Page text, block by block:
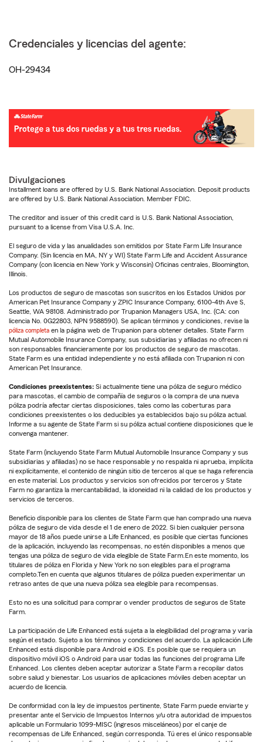
Credenciales y licencias del agente:
OH-29434
Divulgaciones
Installment loans are offered by U.S. Bank National Association. Deposit products
are offered by U.S. Bank National Association. Member FDIC.
The creditor and issuer of this credit card is U.S. Bank National Association,
pursuant to a license from Visa U.S.A. Inc.
El seguro de vida y las anualidades son emitidos por State Farm Life Insurance
Company. (Sin licencia en MA, NY y WI) State Farm Life and Accident Assurance
Company (con licencia en New York y Wisconsin) Oficinas centrales, Bloomington,
Illinois.
Los productos de seguro de mascotas son suscritos en los Estados Unidos por
American Pet Insurance Company y ZPIC Insurance Company, 6100-4th Ave S,
Seattle, WA 98108. Administrado por Trupanion Managers USA, Inc. (CA: con
licencia No. 0G22803, NPN 9588590). Se aplican términos y condiciones, revise la
póliza completa en la página web de Trupanion para obtener detalles. State Farm
Mutual Automobile Insurance Company, sus subsidiarias y afiliadas no ofrecen ni
son responsables financieramente por los productos de seguro de mascotas.
State Farm es una entidad independiente y no está afiliada con Trupanion ni con
American Pet Insurance.
Condiciones preexistentes: Si actualmente tiene una póliza de seguro médico
para mascotas, el cambio de compañía de seguros o la compra de una nueva
póliza podría afectar ciertas disposiciones, tales como las coberturas para
condiciones preexistentes o los deducibles ya establecidos bajo su póliza actual.
Informe a su agente de State Farm si su póliza actual contiene disposiciones que le
convenga mantener.
State Farm (incluyendo State Farm Mutual Automobile Insurance Company y sus
subsidiarias y afiliadas) no se hace responsable y no respalda ni aprueba, implícita
ni explícitamente, el contenido de ningún sitio de terceros al que se haga referencia
en este material. Los productos y servicios son ofrecidos por terceros y State
Farm no garantiza la mercantabilidad, la idoneidad ni la calidad de los productos y
servicios de terceros.
Beneficio disponible para los clientes de State Farm que han comprado una nueva
póliza de seguro de vida desde el 1 de enero de 2022. Si bien cualquier persona
mayor de 18 años puede unirse a Life Enhanced, es posible que ciertas funciones
de la aplicación, incluyendo las recompensas, no estén disponibles a menos que
tengas una póliza de seguro de vida elegible de State Farm.En este momento, los
titulares de póliza en Florida y New York no son elegibles para el programa
completo.Ten en cuenta que algunos titulares de póliza pueden experimentar un
retraso antes de que una nueva póliza sea elegible para recompensas.
Esto no es una solicitud para comprar o vender productos de seguros de State
Farm.
La participación de Life Enhanced está sujeta a la elegibilidad del programa y varía
según el estado. Sujeto a los términos y condiciones del acuerdo. La aplicación Life
Enhanced está disponible para Android e iOS. Es posible que se requiera un
dispositivo móvil iOS o Android para usar todas las funciones del programa Life
Enhanced. Los clientes deben aceptar autorizar a State Farm a recopilar datos
sobre salud y bienestar. Los usuarios de aplicaciones móviles deben aceptar un
acuerdo de licencia.
De conformidad con la ley de impuestos pertinente, State Farm puede enviarte y
presentar ante el Servicio de Impuestos Internos y/u otra autoridad de impuestos
aplicable un Formulario 1099-MISC (ingresos misceláneos) por el canje de
recompensas de Life Enhanced, según corresponda. Tú eres el único responsable